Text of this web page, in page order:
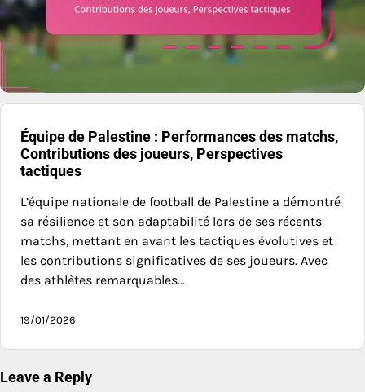
Équipe de Palestine : Performances des matchs,
Contributions des joueurs, Perspectives
tactiques
L’équipe nationale de football de Palestine a démontré
sa résilience et son adaptabilité lors de ses récents
matchs, mettant en avant les tactiques évolutives et
les contributions significatives de ses joueurs. Avec
des athlètes remarquables…
19/01/2026
Leave a Reply